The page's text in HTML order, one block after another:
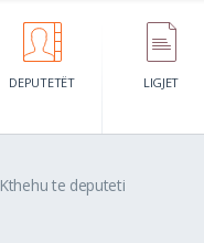
DEPUTETËT LIGJET
Kthehu te deputeti